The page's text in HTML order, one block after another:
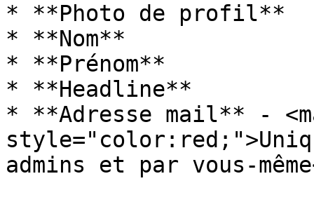
* **Photo de profil**
* **Nom**
* **Prénom**
* **Headline**
* **Adresse mail** -
admins et par vous-